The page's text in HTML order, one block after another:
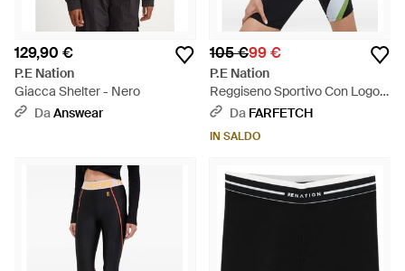
129,90 €
P.E Nation
Giacca Shelter - Nero
DaAnswear
105 €99 €
P.E Nation
Reggiseno Sportivo Con Logo -
NeroDa FARFETCH
IN SALDO